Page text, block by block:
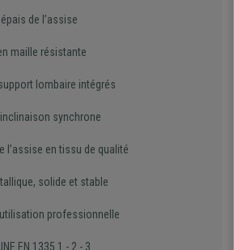
de l’assise
maille résistante
lombaire intégrés
synchrone
l’assise en tissu de qualité
solide et stable
professionnelle
EN 1335 1 - 2 - 3